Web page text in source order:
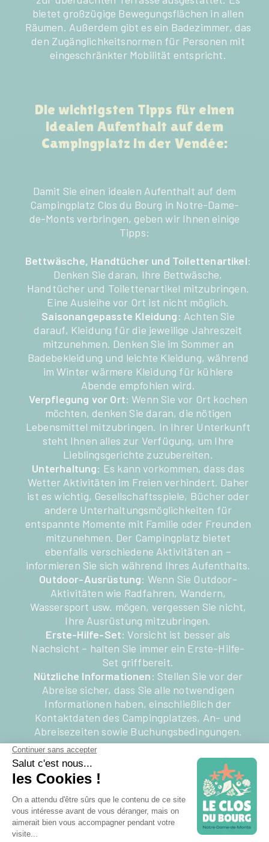
bietet großzügige Bewegungsflächen in allen
Räumen. Außerdem gibt es ein Badezimmer, das
den Zugänglichkeitsnormen für Personen mit
eingeschränkter Mobilität entspricht.
Die wichtigsten Tipps für einen
idealen Aufenthalt auf dem
Campingplatz in der Vendée:
Damit Sie einen idealen Aufenthalt auf dem
Campingplatz Clos du Bourg in Notre-Dame-
de-Monts verbringen, geben wir Ihnen einige
Tipps:
Bettwäsche, Handtücher und Toilettenartikel:
Denken Sie daran, Ihre Bettwäsche,
Handtücher und Toilettenartikel mitzubringen.
Eine Ausleihe vor Ort ist nicht möglich.
Saisonangepasste Kleidung: Achten Sie
darauf, Kleidung für die jeweilige Jahreszeit
mitzunehmen. Denken Sie im Sommer an
Badebekleidung und leichte Kleidung, während
im Winter wärmere Kleidung für kühlere
Abende empfohlen wird.
Verpflegung vor Ort: Wenn Sie vor Ort kochen
möchten, denken Sie daran, die nötigen
Lebensmittel mitzubringen. In Ihrer Unterkunft
steht Ihnen alles zur Verfügung, um Ihre
Lieblingsgerichte zuzubereiten.
Unterhaltung: Es kann vorkommen, dass das
Wetter Aktivitäten im Freien verhindert. Daher
ist es wichtig, Gesellschaftsspiele, Bücher oder
andere Unterhaltungsmöglichkeiten für
entspannte Momente mit Familie oder Freunden
mitzunehmen. Der Campingplatz bietet
ebenfalls verschiedene Aktivitäten an –
informieren Sie sich während Ihres Aufenthalts.
Outdoor-Ausrüstung: Wenn Sie Outdoor-
Aktivitäten wie Radfahren, Wandern,
Wassersport usw. mögen, vergessen Sie nicht,
Ihre Ausrüstung mitzubringen.
Erste-Hilfe-Set: Vorsicht ist besser als
Nachsicht – halten Sie immer ein Erste-Hilfe-
Set griffbereit.
Nützliche Informationen: Stellen Sie vor der
Abreise sicher, dass Sie alle notwendigen
Informationen haben, einschließlich der
Kontaktdaten des Campingplatzes, An- und
Abreisezeiten sowie Buchungsbedingungen.
Ein günstiger Campingplatz in
Notre-Dame-de-Monts direkt am
Meer